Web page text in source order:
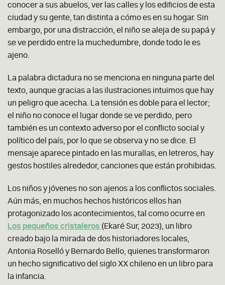
conocer a sus abuelos, ver las calles y los edificios de esta
ciudad y su gente, tan distinta a cómo es en su hogar. Sin
embargo, por una distracción, el niño se aleja de su papá y
se ve perdido entre la muchedumbre, donde todo le es
ajeno.
La palabra dictadura no se menciona en ninguna parte del
texto, aunque gracias a las ilustraciones intuimos que hay
un peligro que acecha. La tensión es doble para el lector;
el niño no conoce el lugar donde se ve perdido, pero
también es un contexto adverso por el conflicto social y
político del país, por lo que se observa y no se dice. El
mensaje aparece pintado en las murallas, en letreros, hay
gestos hostiles alrededor, canciones que están prohibidas.
Los niños y jóvenes no son ajenos a los conflictos sociales.
Aún más, en muchos hechos históricos ellos han
protagonizado los acontecimientos, tal como ocurre en
Los pequeños cristaleros (Ekaré Sur, 2023), un libro
creado bajo la mirada de dos historiadores locales,
Antonia Roselló y Bernardo Bello, quienes transformaron
un hecho significativo del siglo XX chileno en un libro para
la infancia.